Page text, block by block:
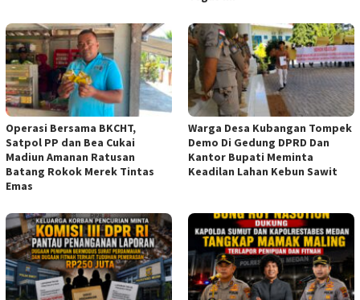
Operasi Bersama BKCHT,
Satpol PP dan Bea Cukai
Madiun Amanan Ratusan
Batang Rokok Merek Tintas
Emas
Warga Desa Kubangan Tompek
Demo Di Gedung DPRD Dan
Kantor Bupati Meminta
Keadilan Lahan Kebun Sawit